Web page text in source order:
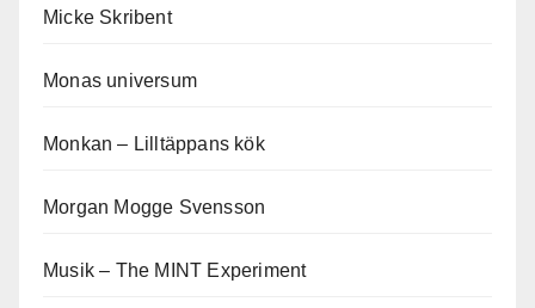
Micke Skribent
Monas universum
Monkan – Lilltäppans kök
Morgan Mogge Svensson
Musik – The MINT Experiment